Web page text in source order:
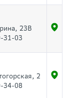
23В
31-03
2
34-08